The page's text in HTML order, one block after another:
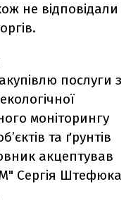
не відповідали
послуги з
моніторингу
та ґрунтів
акцептував
Сергія Штефюка